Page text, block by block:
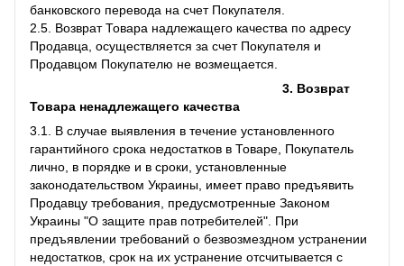
банковского перевода на счет Покупателя.
2.5. Возврат Товара надлежащего качества по адресу
Продавца, осуществляется за счет Покупателя и
Продавцом Покупателю не возмещается.
3. Возврат
Товара ненадлежащего качества
3.1. В случае выявления в течение установленного
гарантийного срока недостатков в Товаре, Покупатель
лично, в порядке и в сроки, установленные
законодательством Украины, имеет право предъявить
Продавцу требования, предусмотренные Законом
Украины "О защите прав потребителей". При
предъявлении требований о безвозмездном устранении
недостатков, срок на их устранение отсчитывается с